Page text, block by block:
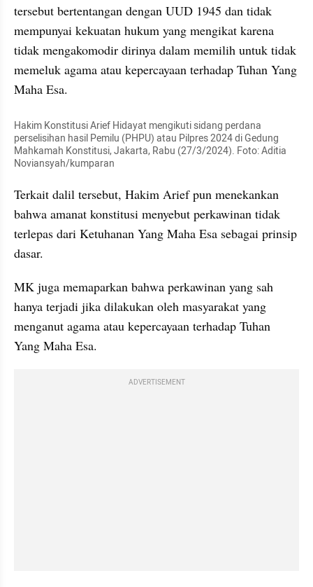
tersebut bertentangan dengan UUD 1945 dan tidak
mempunyai kekuatan hukum yang mengikat karena
tidak mengakomodir dirinya dalam memilih untuk tidak
memeluk agama atau kepercayaan terhadap Tuhan Yang
Maha Esa.
Hakim Konstitusi Arief Hidayat mengikuti sidang perdana
perselisihan hasil Pemilu (PHPU) atau Pilpres 2024 di Gedung
Mahkamah Konstitusi, Jakarta, Rabu (27/3/2024). Foto: Aditia
Noviansyah/kumparan
Terkait dalil tersebut, Hakim Arief pun menekankan
bahwa amanat konstitusi menyebut perkawinan tidak
terlepas dari Ketuhanan Yang Maha Esa sebagai prinsip
dasar.
MK juga memaparkan bahwa perkawinan yang sah
hanya terjadi jika dilakukan oleh masyarakat yang
menganut agama atau kepercayaan terhadap Tuhan
Yang Maha Esa.
ADVERTISEMENT